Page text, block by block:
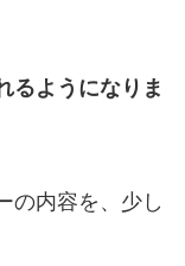
るようになりま
の内容を、少し